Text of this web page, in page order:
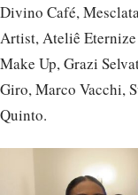
Divino Café,
Artist, Ateliê
Make Up, Grazi
Giro, Marco Vacchi,
Quinto.